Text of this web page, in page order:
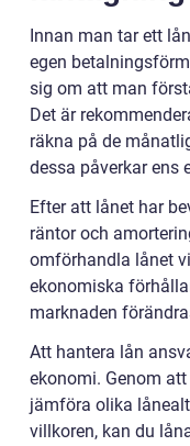
Innan man tar ett
egen
sig om att man
Det är
räkna på de
dessa påverkar ens
Efter att lånet har
räntor och
omförhandla lånet
ekonomiska
marknaden
Att hantera lån
ekonomi. Genom
jämföra olika
villkoren, kan du